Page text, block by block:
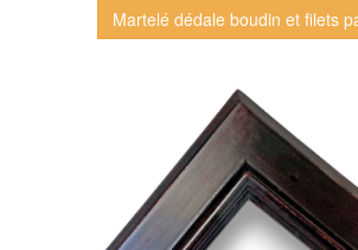
Martelé dédale boudin et filets